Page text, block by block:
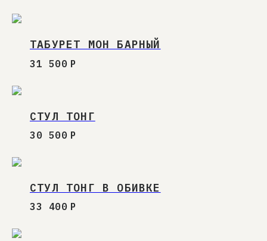
ТАБУРЕТ МОН БАРНЫЙ
31 500 Р
СТУЛ ТОНГ
30 500 Р
СТУЛ ТОНГ В ОБИВКЕ
33 400 Р